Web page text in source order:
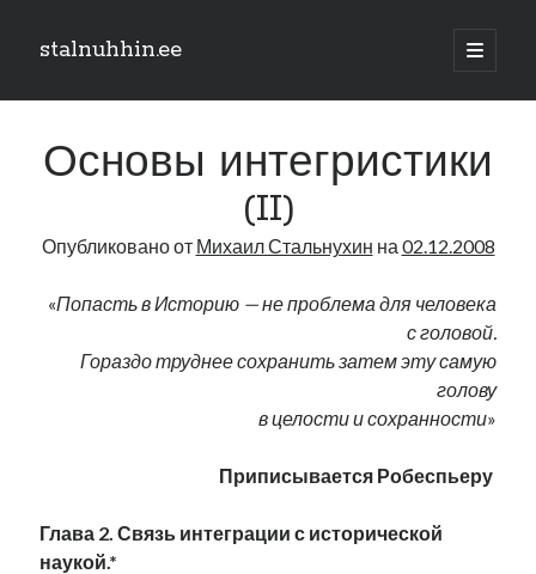
stalnuhhin.ee
отрыть
Боковая
панель
Поиск
Рубрики
В мире
Интервью
Парламент и правительство
Фотографии
Основы интегристики
(II)
Опубликовано от Михаил Стальнухин на 02.12.2008
«Попасть в Историю — не проблема для человека
с головой.
Гораздо труднее сохранить затем эту самую
голову
в целости и сохранности»
Приписывается Робеспьеру
Глава 2. Связь интеграции с исторической
наукой.*